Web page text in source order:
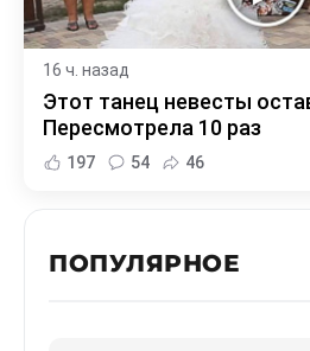
16 ч. назад
Этот танец невесты
Пересмотрела 10 раз
197 54 46
ПОПУЛЯРНОЕ